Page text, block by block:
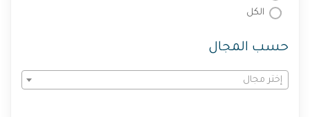
الكل
حسب المجال
إختر مجال